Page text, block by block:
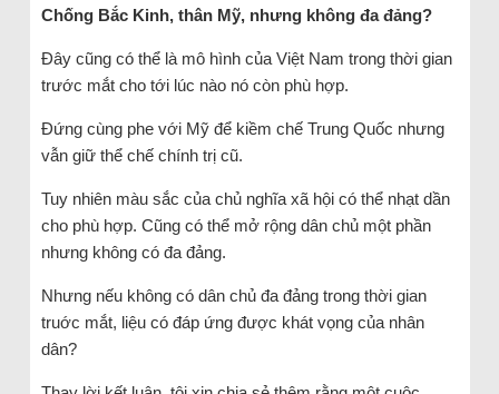
Chống Bắc Kinh, thân Mỹ, nhưng không đa đảng?
Đây cũng có thể là mô hình của Việt Nam trong thời gian
trước mắt cho tới lúc nào nó còn phù hợp.
Đứng cùng phe với Mỹ để kiềm chế Trung Quốc nhưng
vẫn giữ thể chế chính trị cũ.
Tuy nhiên màu sắc của chủ nghĩa xã hội có thể nhạt dần
cho phù hợp. Cũng có thể mở rộng dân chủ một phần
nhưng không có đa đảng.
Nhưng nếu không có dân chủ đa đảng trong thời gian
truớc mắt, liệu có đáp ứng được khát vọng của nhân
dân?